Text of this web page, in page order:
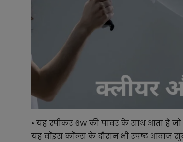
• यह स्पीकर 6W की पावर के साथ आता है
यह वॉइस कॉल्स के दौरान भी स्पष्ट आवाज़